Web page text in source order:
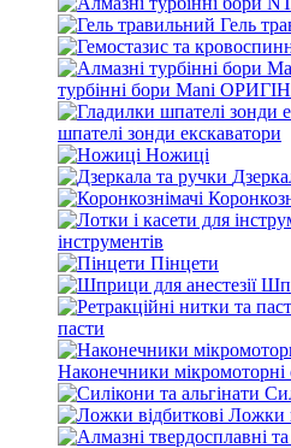
Гель
турбінні бори Mani
шпателі зонди екскаватори
Ножиці
інструментів
Пінцети
пасти
Наконечники мікромоторні
Ложки